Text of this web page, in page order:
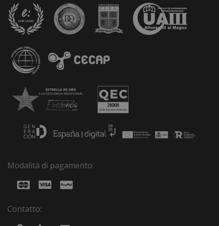
Modalità di pagamento:
Contatto: